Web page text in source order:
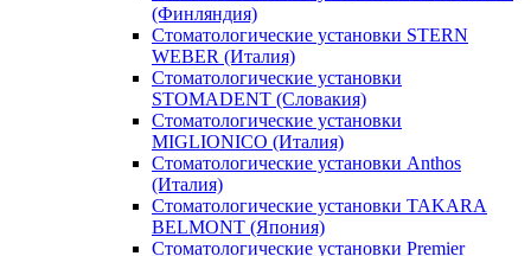
(Финляндия)
Стоматологические установки STERN
WEBER (Италия)
Стоматологические установки
STOMADENT (Словакия)
Стоматологические установки
MIGLIONICO (Италия)
Стоматологические установки Anthos
(Италия)
Стоматологические установки TAKARA
BELMONT (Япония)
Стоматологические установки Premier